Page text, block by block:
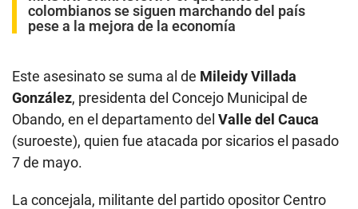
colombianos se siguen marchando del país
pese a la mejora de la economía
Este asesinato se suma al de Mileidy Villada
González, presidenta del Concejo Municipal de
Obando, en el departamento del Valle del Cauca
(suroeste), quien fue atacada por sicarios el pasado
7 de mayo.
La concejala, militante del partido opositor Centro